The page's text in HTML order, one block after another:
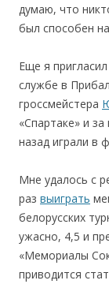
думаю, что
был способен
Еще я
службе в
гроссмейстера
«Спартаке» и за
назад играли в
Мне удалось с
раз выиграть
белорусских
ужасно, 4,5 и
«Мемориалы
приводится